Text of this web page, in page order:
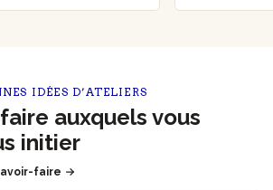
IDÉES D’ATELIERS
auxquels vous
initier
faire